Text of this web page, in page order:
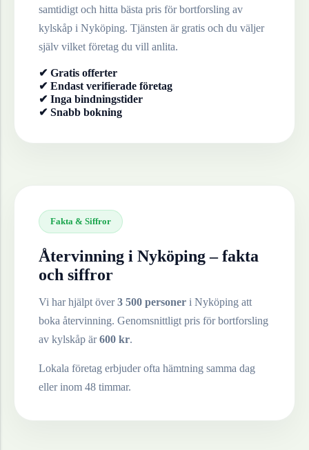
samtidigt och hitta bästa pris för bortforsling av
kylskåp i Nyköping. Tjänsten är gratis och du väljer
själv vilket företag du vill anlita.
✔ Gratis offerter
✔ Endast verifierade företag
✔ Inga bindningstider
✔ Snabb bokning
Fakta & Siffror
Återvinning i Nyköping– fakta
och siffror
Vi har hjälpt över3 500 personer i Nyköping att
boka återvinning. Genomsnittligt pris för bortforsling
av kylskåp är600 kr.
Lokala företag erbjuder ofta hämtning samma dag
eller inom 48 timmar.